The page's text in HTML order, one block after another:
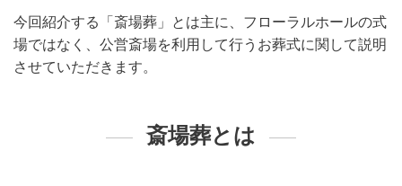
今回紹介する「斎場葬」とは主に、フローラルホールの式
場ではなく、公営斎場を利用して行うお葬式に関して説明
させていただきます。
斎場葬とは